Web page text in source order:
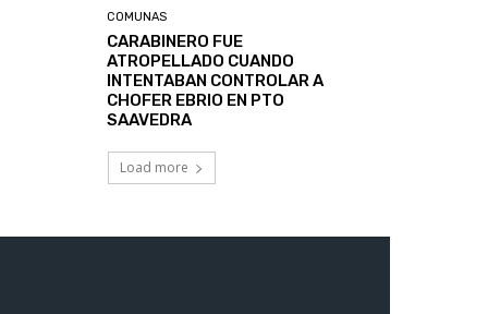
COMUNAS
CARABINERO FUE
ATROPELLADO CUANDO
INTENTABAN CONTROLAR A
CHOFER EBRIO EN PTO
SAAVEDRA
Load more